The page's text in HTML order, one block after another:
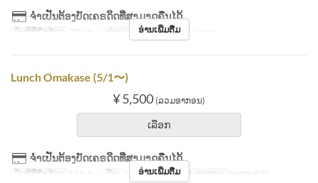
ຈຳເປັນຕ້ອງບັດເຄຣດິດທີ່ສາມາດຄືນໄດ້
ວັນທີທີ່ຖືກຕ້ອງ 20 ມ.ນ ~ ປະເພດບ່ອນນັ່ງ Counter seats
ອ່ານເພີ່ມຕື່ມ
Lunch Omakase (5/1〜)
¥ 5,500 (ລວມອາກອນ)
ເລືອກ
ຈຳເປັນຕ້ອງບັດເຄຣດິດທີ່ສາມາດຄືນໄດ້
ວັນທີທີ່ຖືກຕ້ອງ 01 ພ.ພ ~ ວັນ ຈ, ອ, ພ, ພຫ, ສູ ຄາບອາຫານ ອາຫານທ່ຽງ
ອ່ານເພີ່ມຕື່ມ